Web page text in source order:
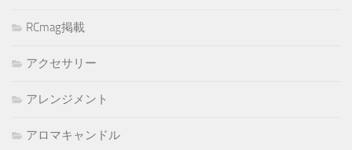
RCmag掲載
アクセサリー
アレンジメント
アロマキャンドル